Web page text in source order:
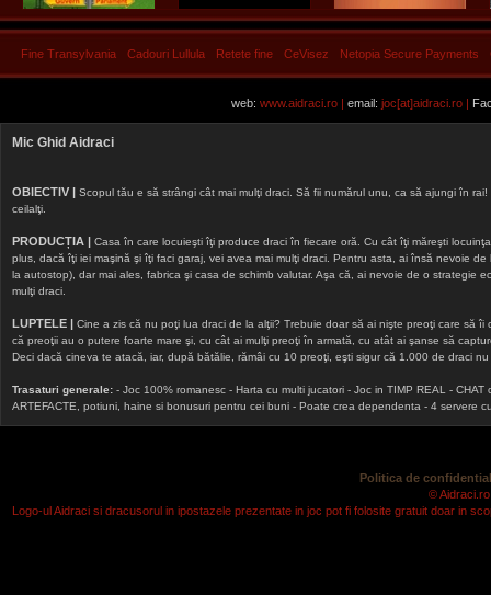
Fine Transylvania Cadouri Lullula Retete fine CeVisez Netopia Secure Payments
web: www.aidraci.ro | email: joc[at]aidraci.ro |
Mic Ghid Aidraci
OBIECTIV | Scopul tău e să strângi cât mai mulţi draci. Să fii numărul unu, ca să ajungi în
ceilalţi.
PRODUCȚIA | Casa în care locuieşti îţi produce draci în fiecare oră. Cu cât îţi măreşti
plus, dacă îţi iei maşină şi îţi faci garaj, vei avea mai mulţi draci. Pentru asta, ai însă nevoie
la autostop), dar mai ales, fabrica şi casa de schimb valutar. Aşa că, ai nevoie de o strategie
mulţi draci.
LUPTELE | Cine a zis că nu poţi lua draci de la alţii? Trebuie doar să ai nişte preoţi care să
că preoţii au o putere foarte mare şi, cu cât ai mulţi preoţi în armată, cu atât ai şanse să
Deci dacă cineva te atacă, iar, după bătălie, rămâi cu 10 preoţi, eşti sigur că 1.000 de draci
Trasaturi generale: - Joc 100% romanesc - Harta cu multi jucatori - Joc in TIMP REAL -
ARTEFACTE, potiuni, haine si bonusuri pentru cei buni - Poate crea dependenta - 4 servere
Politica de
©
Logo-ul Aidraci si dracusorul in ipostazele prezentate in joc pot fi folosite gratuit doar in